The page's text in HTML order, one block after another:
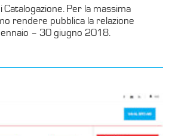
Per la massima
rendere pubblica la relazione
– 30 giugno 2018.